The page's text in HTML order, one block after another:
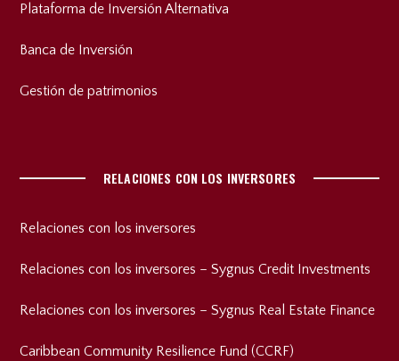
Plataforma de Inversión Alternativa
Banca de Inversión
Gestión de patrimonios
RELACIONES CON LOS INVERSORES
Relaciones con los inversores
Relaciones con los inversores – Sygnus Credit Investments
Relaciones con los inversores – Sygnus Real Estate Finance
Caribbean Community Resilience Fund (CCRF)